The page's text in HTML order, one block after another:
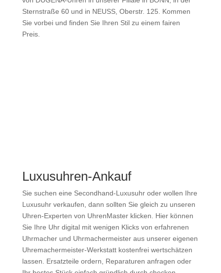
Sternstraße 60 und in NEUSS, Oberstr. 125. Kommen
Sie vorbei und finden Sie Ihren Stil zu einem fairen
Preis.
Luxusuhren-Ankauf
Sie suchen eine Secondhand-Luxusuhr oder wollen Ihre
Luxusuhr verkaufen, dann sollten Sie gleich zu unseren
Uhren-Experten von UhrenMaster klicken. Hier können
Sie Ihre Uhr digital mit wenigen Klicks von erfahrenen
Uhrmacher und Uhrmachermeister aus unserer eigenen
Uhremachermeister-Werkstatt kostenfrei wertschätzen
lassen. Ersatzteile ordern, Reparaturen anfragen oder